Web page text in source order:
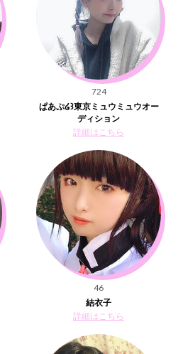
724
ぱあぷ໒꒱東京ミュウミュウオー
ディション
詳細はこちら
46
結衣子
詳細はこちら